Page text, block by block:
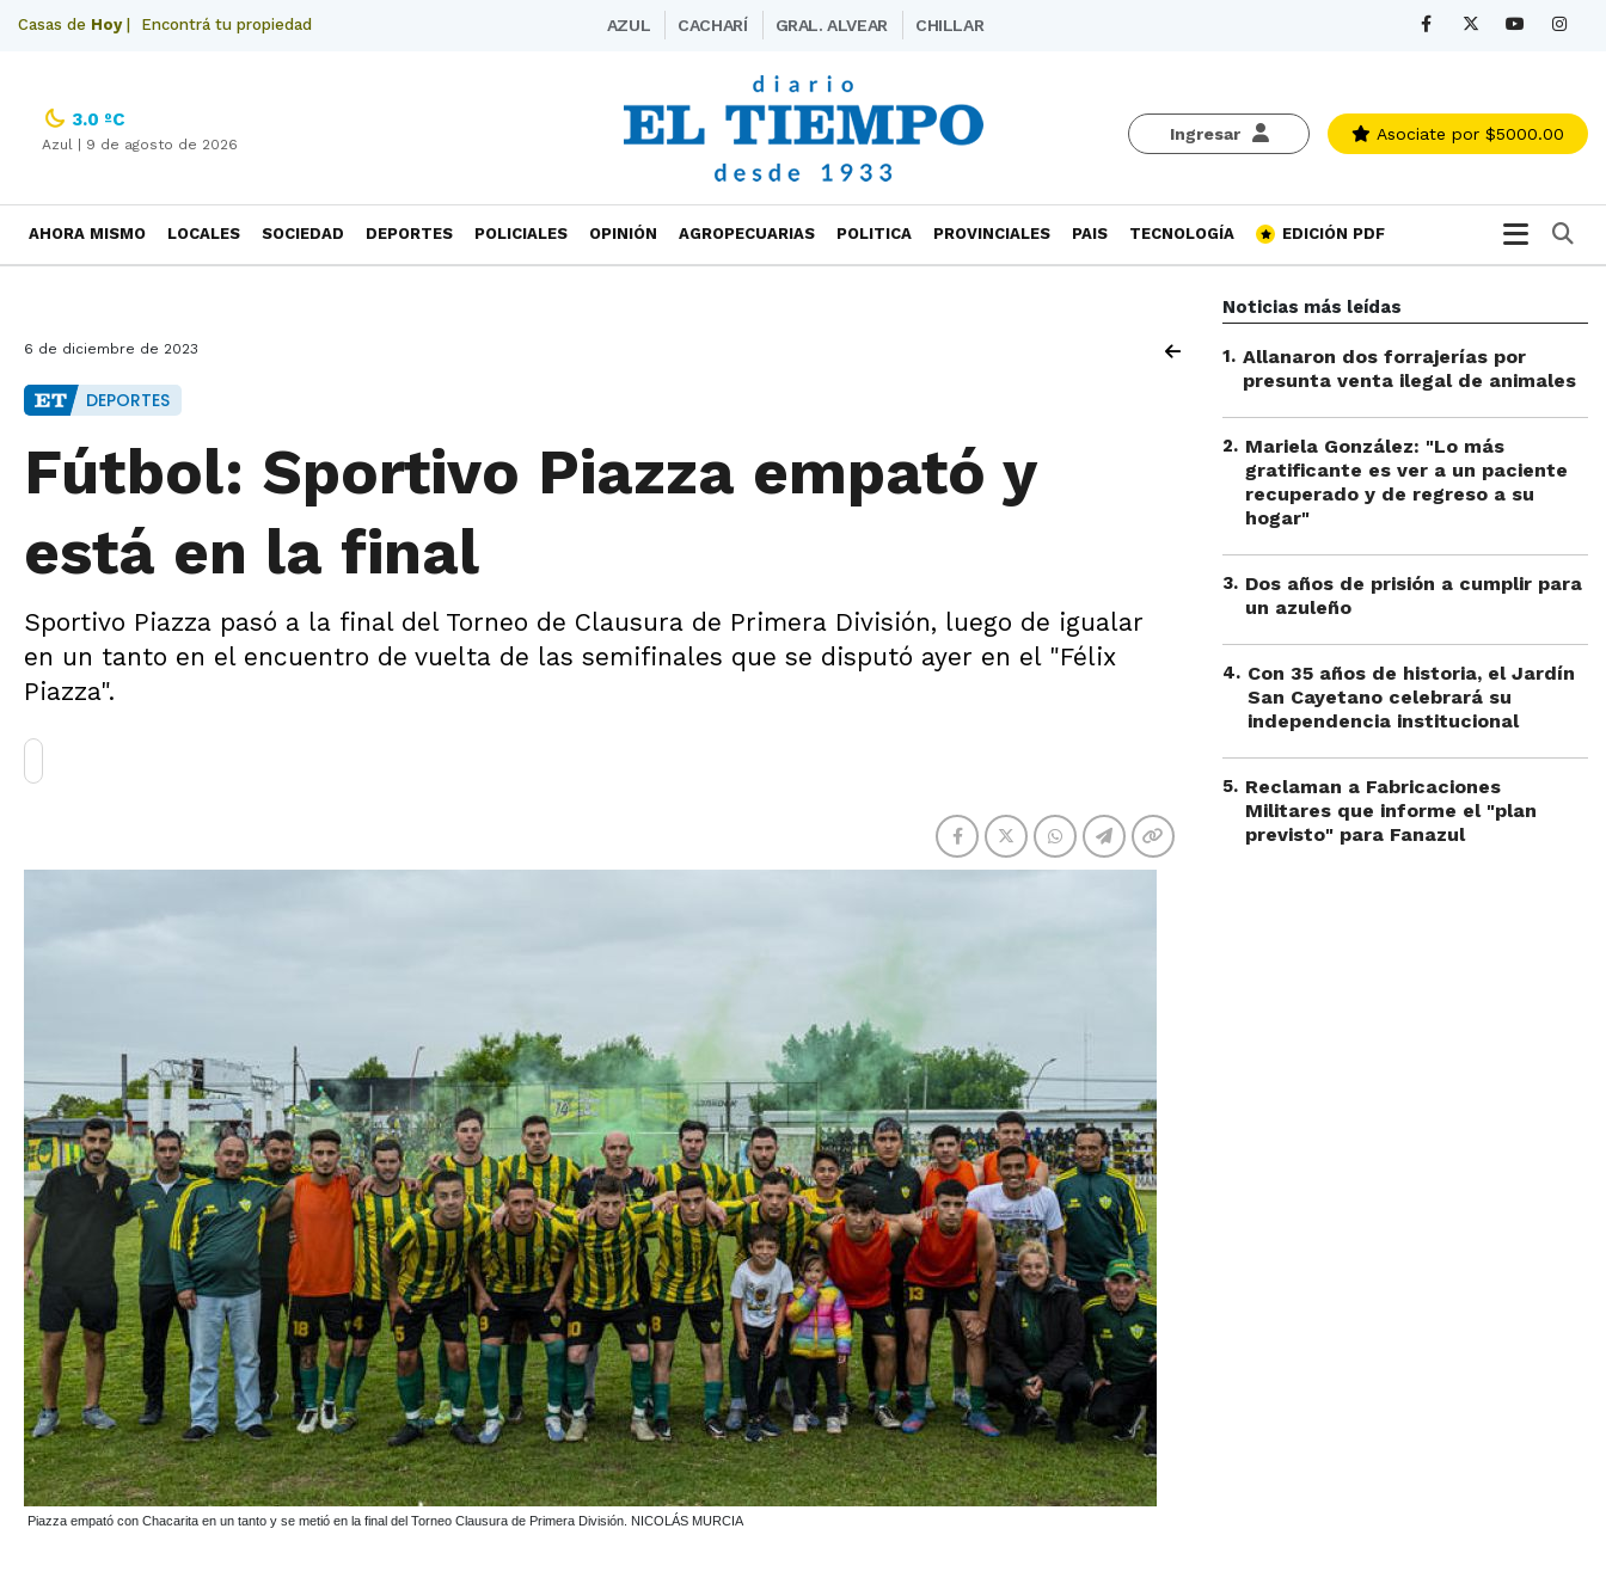
Casas de Hoy| Encontrá tu propiedad AZUL CACHARÍ GRAL. ALVEAR CHILLAR
Ingresar Asociate por $5000.00
3.0 ºC
Azul | 9 de agosto de 2026
AHORA MISMO LOCALES SOCIEDAD DEPORTES POLICIALES OPINIÓN AGROPECUARIAS POLITICA PROVINCIALES PAIS TECNOLOGÍA EDICIÓN PDF
6 de diciembre de 2023
DEPORTES
Fútbol: Sportivo Piazza empató y
está en la final
Sportivo Piazza pasó a la final del Torneo de Clausura de Primera División, luego de igualar
en un tanto en el encuentro de vuelta de las semifinales que se disputó ayer en el "Félix
Piazza".
Piazza empató con Chacarita en un tanto y se metió en la final del Torneo Clausura de Primera División. NICOLÁS MURCIA
Noticias más leídas
1. Allanaron dos forrajerías por
presunta venta ilegal de animales
2. Mariela González: "Lo más
gratificante es ver a un paciente
recuperado y de regreso a su
hogar"
3. Dos años de prisión a cumplir para
un azuleño
4. Con 35 años de historia, el Jardín
San Cayetano celebrará su
independencia institucional
5. Reclaman a Fabricaciones
Militares que informe el "plan
previsto" para Fanazul